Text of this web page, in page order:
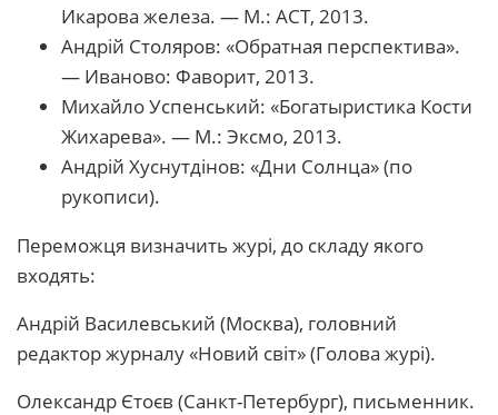
Икарова железа. — М.: АСТ, 2013.
Андрій Столяров: «Обратная перспектива».
— Иваново: Фаворит, 2013.
Михайло Успенський: «Богатыристика Кости
Жихарева». — М.: Эксмо, 2013.
Андрій Хуснутдінов: «Дни Солнца» (по
рукописи).
Переможця визначить журі, до складу якого
входять:
Андрій Василевський (Москва), головний
редактор журналу «Новий світ» (Голова журі).
Олександр Єтоєв (Санкт-Петербург), письменник.